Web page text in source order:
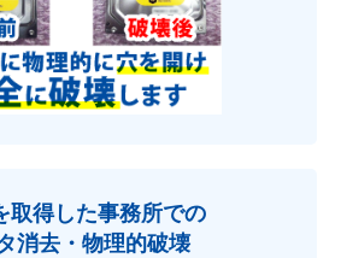
取得した事務所での
消去・物理的破壊